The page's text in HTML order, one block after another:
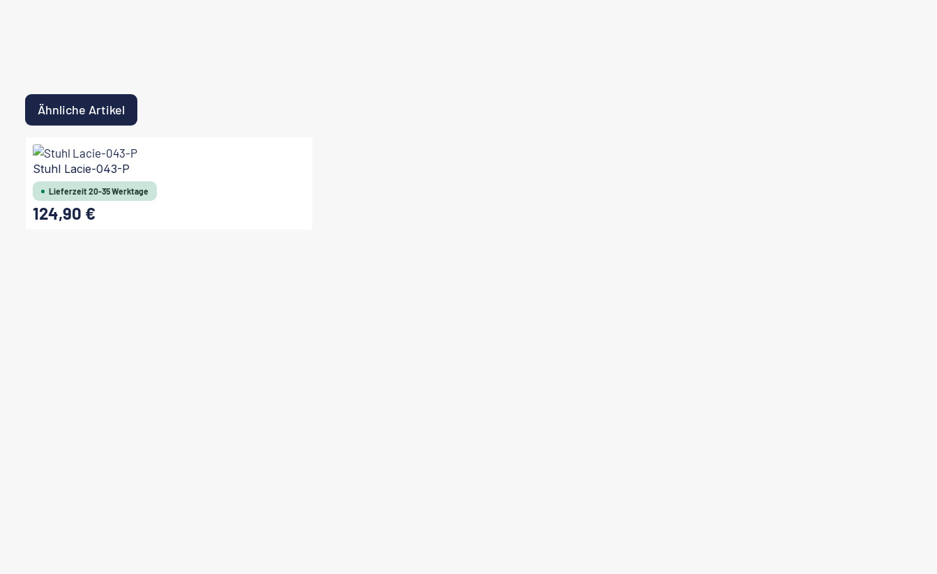
Ähnliche Artikel
Produktgalerie überspringen
Stuhl Lacie-043-P
Lieferzeit 20-35 Werktage
Regulärer Preis:
124,90 €